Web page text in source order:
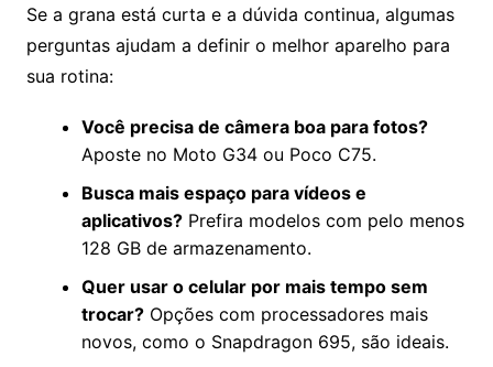
Se a grana está curta e a dúvida continua, algumas
perguntas ajudam a definir o melhor aparelho para
sua rotina:
Você precisa de câmera boa para fotos?
Aposte no Moto G34 ou Poco C75.
Busca mais espaço para vídeos e
aplicativos?Prefira modelos com pelo menos
128 GB de armazenamento.
Quer usar o celular por mais tempo sem
trocar?Opções com processadores mais
novos, como o Snapdragon 695, são ideais.